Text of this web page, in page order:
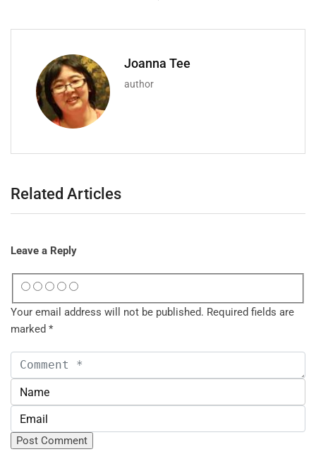
Joanna Tee
author
Related Articles
Leave a Reply
Your email address will not be published. Required fields are
marked *